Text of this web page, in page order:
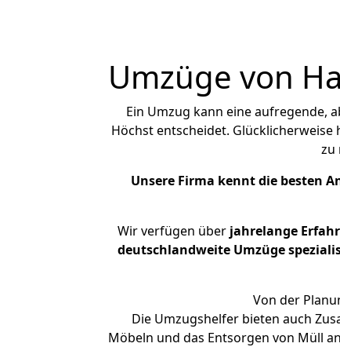
Umzüge von
Ein Umzug kann eine aufregende,
Höchst entscheidet.
zu
Unsere Firma kennt die besten
Wir verfügen überjahrelange
deutschlandweite Umzüge
Von der
Die Umzugshelfer bieten auch
Möbeln und das Entsorgen von Müll